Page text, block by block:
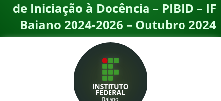
de Iniciação à Docência – PIBID – IF
Baiano 2024-2026 – Outubro 2024